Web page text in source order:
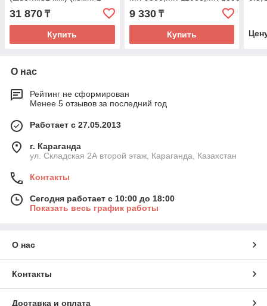
31 870 ₸
Купить
(шестиг.d 32*32*185)
(комп. 2 шт.)
9 330₸
Купить
О нас
Рейтинг не сформирован
Менее 5 отзывов за последний год
Работает с 27.05.2013
г. Караганда
ул. Складская 2А второй этаж, Караганда, Казахстан
Контакты
Сегодня работает с 10:00 до 18:00
Показать весь график работы
О нас
Контакты
Доставка и оплата